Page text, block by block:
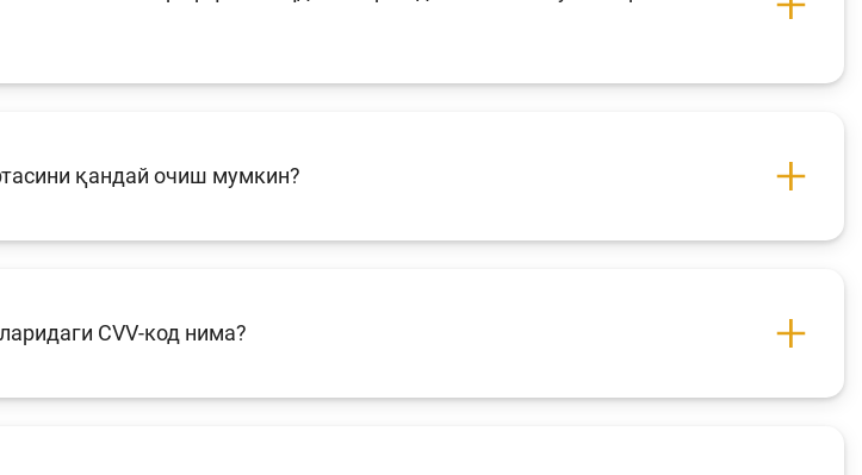
ва унинг
Сўровнома
қидирув
қандай очиш мумкин?
CVV-код нима?